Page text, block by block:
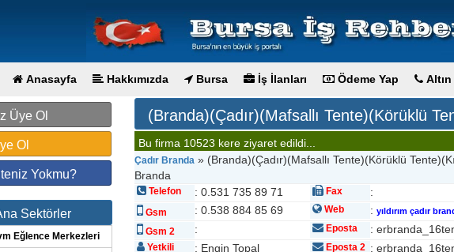
Anasayfa Hakkımızda Bursa İş İlanları Ödeme Yap
Üye Ol
Ol
Yokmu?
Sektörler
Eğlence Merkezleri
(Branda)(Çadır)(Mafsallı Tente)(Körüklü
Bu firma 10523 kere ziyaret edildi...
Çadır Branda » (Branda)(Çadır)(Mafsallı Tente)(Körüklü
Branda
Telefon : 0.531 735 89 71 Fax :
Gsm : 0.538 884 85 69 Web : yıldırım çadır
Gsm 2 : Eposta :
Yetkili : Engin Topal Eposta 2 :